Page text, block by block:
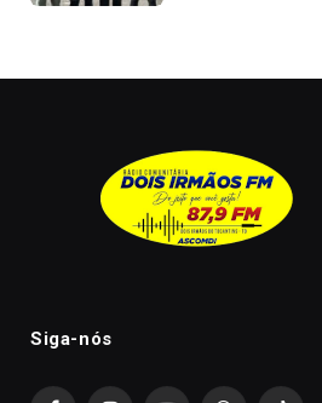
Siga-nós